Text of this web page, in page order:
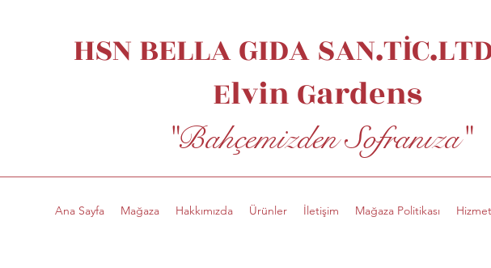
HSN BELLA GIDA
ElvinGardens
"Bahçemizden Sofranıza"
Ana Sayfa Mağaza Hakkımızda Ürünler İletişim Mağaza Politikası